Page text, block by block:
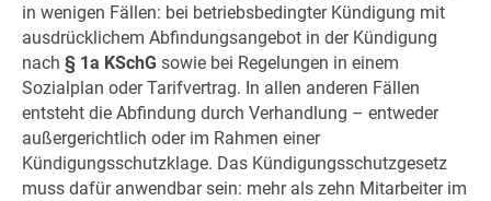
in wenigen Fällen: bei betriebsbedingter Kündigung mit
ausdrücklichem Abfindungsangebot in der Kündigung
nach § 1a KSchG sowie bei Regelungen in einem
Sozialplan oder Tarifvertrag. In allen anderen Fällen
entsteht die Abfindung durch Verhandlung – entweder
außergerichtlich oder im Rahmen einer
Kündigungsschutzklage. Das Kündigungsschutzgesetz
muss dafür anwendbar sein: mehr als zehn Mitarbeiter im